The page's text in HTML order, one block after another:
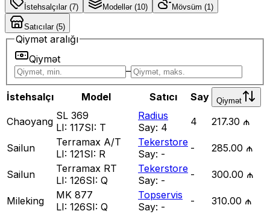
İstehsalçılar(7) Modellər(10) Mövsüm (1)
Satıcılar(5)
Qiymət aralığı
Qiymət
–
İstehsalçı Model Satıcı Say Qiymət
Chaoyang SL 369
LI: 117SI: T
Radius
Say: 4 4 217.30 ₼
Sailun
Terramax A/T
LI: 121SI: R
Tekerstore
Say: - - 285.00 ₼
Sailun
Terramax RT
LI: 126SI: Q
Tekerstore
Say: - - 300.00 ₼
Mileking
MK 877
LI: 126SI: Q
Topservis
Say: - - 310.00 ₼